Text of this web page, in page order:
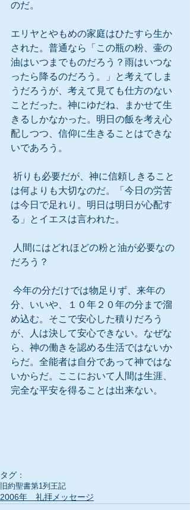
のだ。
エリヤとやもめの家庭はひたすら生か
された。普通なら「この瓶の粉、壷の
油はいつまでものだろう？雨はいつな
ったら降るのだろう。」と考えてしま
うだろうが、考えて見ても仕方のない
ことだった。神にゆだね、まかせて生
きるしかなかった。明日の飯を考え心
配しつつ、信仰に生きることはできな
いであろう。
は何よりも大切なのだ。「今日の労苦
は今日で足れり。明日は明日が心配す
る」とイエスは言われた。
だろう？
分、いいや、１０年２０年の分まで溜
め込む。そこで安心した積りだろう
が、人は決して安心できない。なぜな
ら、神の働きを認める生活ではないか
らだ。全能者は自分であって神ではな
いからだ。ここにおいて人間は生涯、
完全な平安を得ることは出来ない。
タグ：
旧約聖書第1列王記
2006年 礼拝メッセージ